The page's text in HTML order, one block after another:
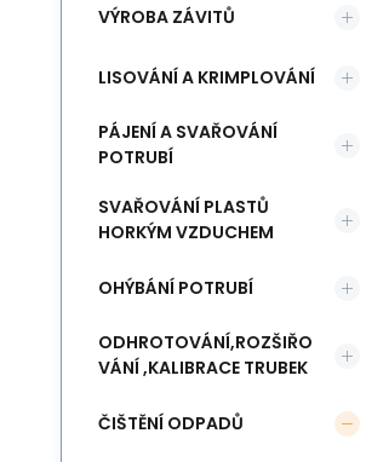
VÝROBA ZÁVITŮ
LISOVÁNÍ A KRIMPLOVÁNÍ
PÁJENÍ A SVAŘOVÁNÍ
POTRUBÍ
SVAŘOVÁNÍ PLASTŮ
HORKÝM VZDUCHEM
OHÝBÁNÍ POTRUBÍ
ODHROTOVÁNÍ,ROZŠIŘO
VÁNÍ ,KALIBRACE TRUBEK
ČIŠTĚNÍ ODPADŮ